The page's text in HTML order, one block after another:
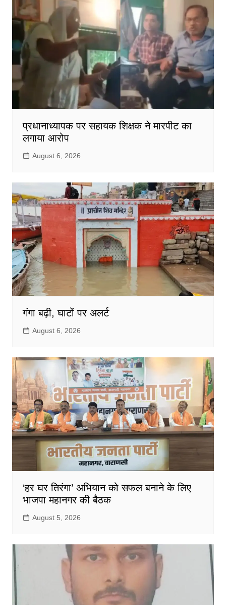
प्रधानाध्यापक पर सहायक शिक्षक ने मारपीट का
लगाया आरोप
August 6, 2026
गंगा बढ़ी, घाटों पर अलर्ट
August 6, 2026
‘हर घर तिरंगा’ अभियान को सफल बनाने के लिए
भाजपा महानगर की बैठक
August 5, 2026